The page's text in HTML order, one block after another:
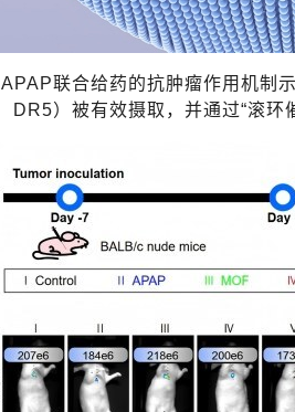
APAP联合给药的抗肿瘤作用机制示
DR5） 被有效摄取 ，并通过“滚环